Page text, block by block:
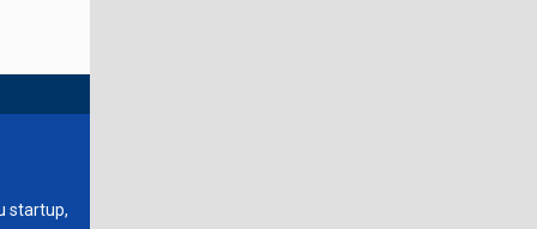
startup,